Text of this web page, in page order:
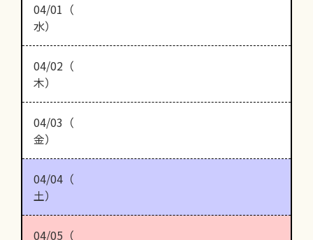
04/01（
水）
04/02（
木）
04/03（
金）
04/04（
土）
04/05（